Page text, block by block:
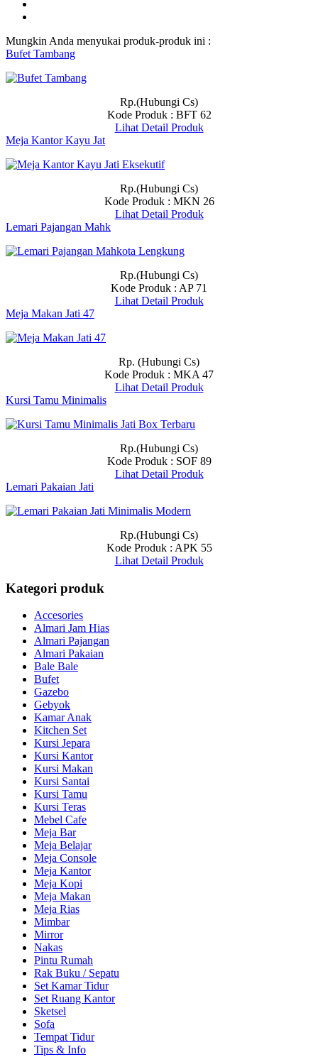
Mungkin Anda menyukai produk-produk ini :
Bufet Tambang
Rp.(Hubungi Cs)
Kode Produk : BFT 62
Lihat Detail Produk
Meja Kantor Kayu Jat
Rp.(Hubungi Cs)
Kode Produk : MKN 26
Lihat Detail Produk
Lemari Pajangan Mahk
Rp.(Hubungi Cs)
Kode Produk : AP 71
Lihat Detail Produk
Meja Makan Jati 47
Rp. (Hubungi Cs)
Kode Produk : MKA 47
Lihat Detail Produk
Kursi Tamu Minimalis
Rp.(Hubungi Cs)
Kode Produk : SOF 89
Lihat Detail Produk
Lemari Pakaian Jati
Rp.(Hubungi Cs)
Kode Produk : APK 55
Lihat Detail Produk
Kategori produk
Accesories
Almari Jam Hias
Almari Pajangan
Almari Pakaian
Bale Bale
Bufet
Gazebo
Gebyok
Kamar Anak
Kitchen Set
Kursi Jepara
Kursi Kantor
Kursi Makan
Kursi Santai
Kursi Tamu
Kursi Teras
Mebel Cafe
Meja Bar
Meja Belajar
Meja Console
Meja Kantor
Meja Kopi
Meja Makan
Meja Rias
Mimbar
Mirror
Nakas
Pintu Rumah
Rak Buku / Sepatu
Set Kamar Tidur
Set Ruang Kantor
Sketsel
Sofa
Tempat Tidur
Tips & Info